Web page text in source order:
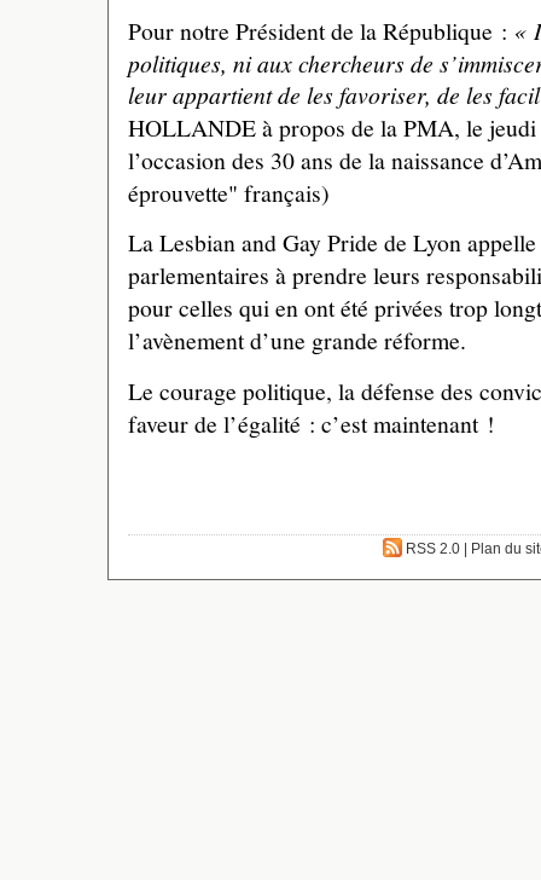
Pour notre Président de la République : «
politiques, ni aux chercheurs de
leur appartient de les favoriser, de les
HOLLANDE à propos de la PMA, le
l’occasion des 30 ans de la naissance
éprouvette" français)
La Lesbian and Gay Pride de Lyon
parlementaires à prendre leurs
pour celles qui en ont été privées trop
l’avènement d’une grande réforme.
Le courage politique, la défense des
faveur de l’égalité : c’est maintenant !
RSS 2.0 | Plan du